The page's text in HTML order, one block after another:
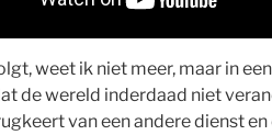
weet ik niet meer, maar in
de wereld inderdaad niet
van een andere dienst